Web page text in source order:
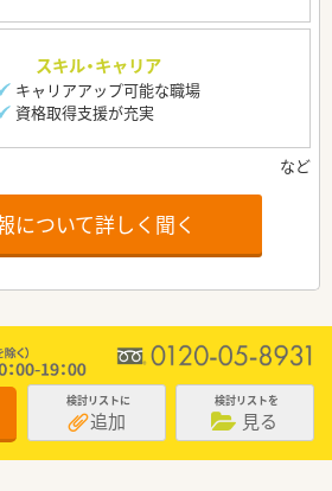
スキル・キャリア
キャリアアップ可能な職場
資格取得支援が充実
について詳しく聞く
検討リストに
追加
検討リストを
見る